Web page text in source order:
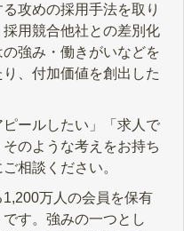
攻めの採用手法を取り
用競合他社との差別化
強み・働きがいなどを
、付加価値を創出した
ピールしたい」「求人で
のような考えをお持ち
ご相談ください。
万人の会員を保有
す。強みの一つとし